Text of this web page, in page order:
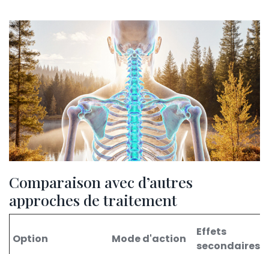
Comparaison avec d’autres
approches de traitement
Option Mode d'action
Effets
secondaires